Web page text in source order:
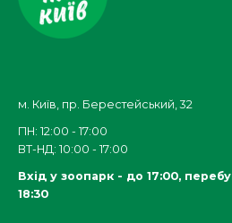
м. Київ, пр. Берестейський, 32
ПН: 12:00 - 17:00
ВТ-НД: 10:00 - 17:00
Вхід у зоопарк - до 17:00,
18:30